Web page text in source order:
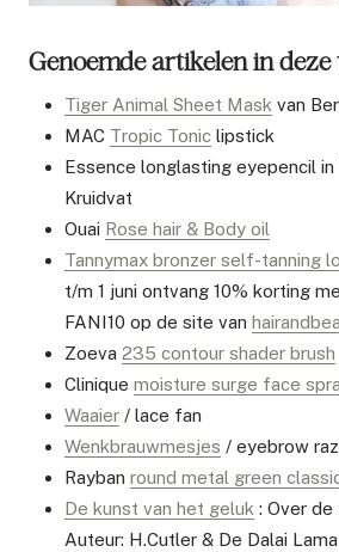
Genoemde artikelen in deze
Tiger Animal Sheet Mask van
MAC Tropic Tonic lipstick
Essence longlasting eyepencil in
Kruidvat
Ouai Rose hair & Body oil
Tannymax bronzer self-tanning
t/m 1 juni ontvang 10% korting
FANI10 op de site van
Zoeva 235 contour shader brush
Clinique moisture surge face
Waaier / lace fan
Wenkbrauwmesjes / eyebrow
Rayban round metal green
De kunst van het geluk : Over de
Auteur: H.Cutler & De Dalai